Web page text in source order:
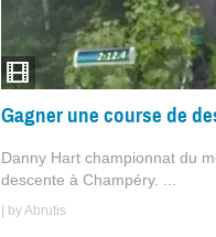
Gagner une course de
Danny Hart championnat du
descente à Champéry. ...
| byAbrutis